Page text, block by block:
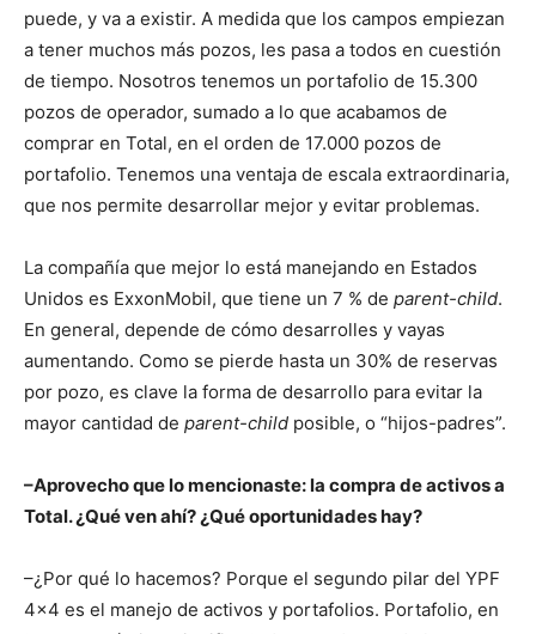
puede, y va a existir. A medida que los campos empiezan
a tener muchos más pozos, les pasa a todos en cuestión
de tiempo. Nosotros tenemos un portafolio de 15.300
pozos de operador, sumado a lo que acabamos de
comprar en Total, en el orden de 17.000 pozos de
portafolio. Tenemos una ventaja de escala extraordinaria,
que nos permite desarrollar mejor y evitar problemas.
La compañía que mejor lo está manejando en Estados
Unidos es ExxonMobil, que tiene un 7 % de parent-child.
En general, depende de cómo desarrolles y vayas
aumentando. Como se pierde hasta un 30% de reservas
por pozo, es clave la forma de desarrollo para evitar la
mayor cantidad de parent-child posible, o “hijos-padres”.
–Aprovecho que lo mencionaste: la compra de activos a
Total. ¿Qué ven ahí? ¿Qué oportunidades hay?
–¿Por qué lo hacemos? Porque el segundo pilar del YPF
4×4 es el manejo de activos y portafolios. Portafolio, en